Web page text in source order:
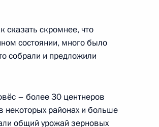
сказать скромнее, что
состоянии, много было
собрали и предложили
– более 30 центнеров
некоторых районах и больше
общий урожай зерновых